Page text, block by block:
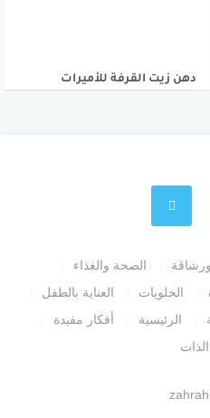
دهن زيت القرفة للأميرات
الصحة والغذاء
الحلويات
العناية بالطفل
الرئيسية
أفكار مفيدة